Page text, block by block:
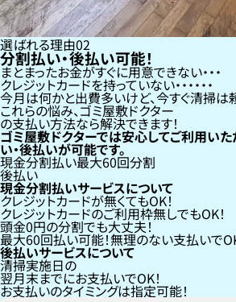
選ばれる理由02
分割払い・後払い可能！
まとまったお金がすぐに用意できない
クレジットカードを持っていない・・・
今月は何かと出費多いけど、今すぐ清掃は
これらの悩み、ゴミ屋敷ドクター
の支払い方法なら解決できます！
ゴミ屋敷ドクターでは安心してご利用い
い・後払いが可能です。
現金分割払い最大60回分割
後払い
現金分割払いサービスについて
クレジットカードが無くてもOK！
クレジットカードのご利用枠無しでもOK！
頭金0円の分割でも大丈夫！
最大60回払い可能！無理のない支払いで
後払いサービスについて
清掃実施日の
翌月末までにお支払いでOK！
お支払いのタイミングは指定可能！